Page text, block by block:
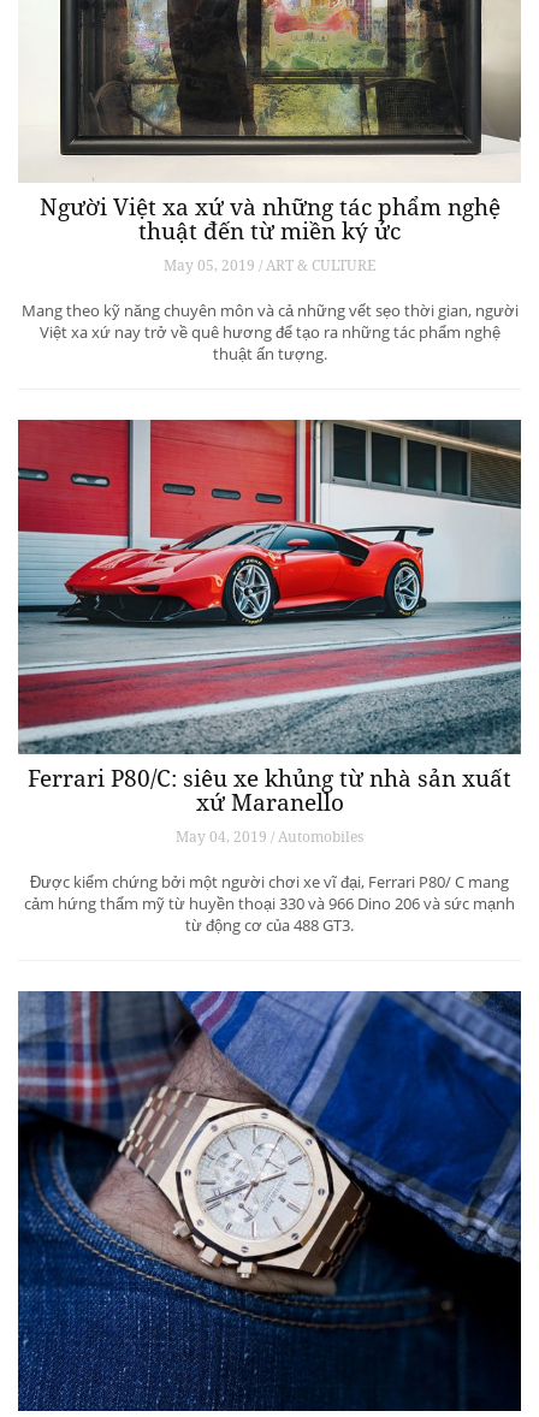
Người Việt xa xứ và những tác phẩm nghệ
thuật đến từ miền ký ức
May 05, 2019 / ART & CULTURE
Mang theo kỹ năng chuyên môn và cả những vết sẹo thời gian, người
Việt xa xứ nay trở về quê hương để tạo ra những tác phẩm nghệ
thuật ấn tượng.
Ferrari P80/C: siêu xe khủng từ ​​nhà sản xuất
xứ Maranello
May 04, 2019 / Automobiles
Được kiểm chứng bởi một người chơi xe vĩ đại, Ferrari P80/ C mang
cảm hứng thẩm mỹ từ huyền thoại 330 và 966 Dino 206 và sức mạnh
từ động cơ của 488 GT3.